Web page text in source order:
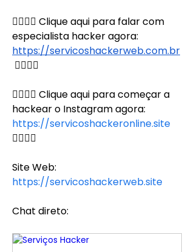
👉🏻👉🏻 Clique aqui para falar com
https://servicoshackerweb.com.br
👈🏻👈🏻
👉🏻👉🏻 Clique aqui para começar a
https://servicoshackeronline.site
👈🏻👈🏻
Site Web:
https://servicoshackerweb.site
Chat direto: